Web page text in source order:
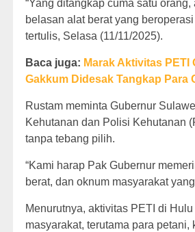
“Yang ditangkap cuma satu
belasan alat berat yang
tertulis, Selasa (11/11/2025).
Baca juga: Marak Aktivitas
Gakkum Didesak Tangkap Para
Rustam meminta Gubernur
Kehutanan dan Polisi Kehutanan
tanpa tebang pilih.
“Kami harap Pak Gubernur
berat, dan oknum masyarakat
Menurutnya, aktivitas PETI di
masyarakat, terutama para